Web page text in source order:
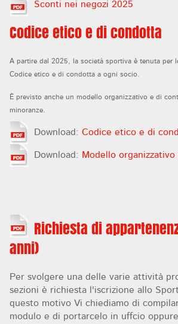
Sconti nei negozi 2025
Codice etico e di condotta
A partire dal 2025, la società sportiva è tenuta per
Codice etico e di condotta a ogni socio.
È previsto anche un modello organizzativo e di
minoranze.
Download: Codice etico e di
Download: Modello
Richiesta di
anni)
Per svolgere una delle varie attività
sezioni è richiesta l'iscrizione allo
questo motivo Vi chiediamo di
modulo e di portarcelo in uffcio